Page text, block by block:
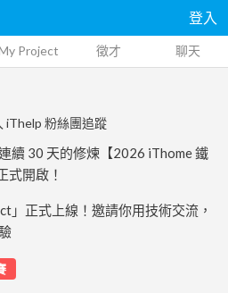
登入
Project 徵才 聊天
iThelp 粉絲團追蹤
續 30 天的修煉【2026 iThome 鐵
式開啟！
」正式上線！邀請你用技術交流，